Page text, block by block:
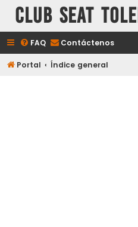
Club Seat
FAQ Contáctenos
Portal Índice general